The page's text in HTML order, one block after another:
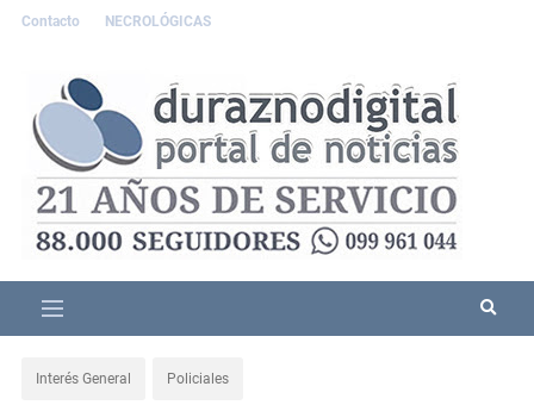
Contacto NECROLÓGICAS
Interés General Policiales